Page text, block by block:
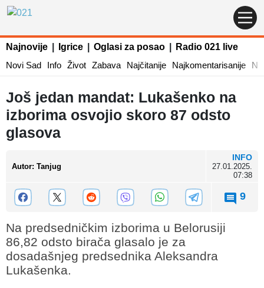
Najnovije Igrice Oglasi za posao
Radio 021 live
Novi Sad
Info Život Zabava Najčitanije Najkomentarisanije
Još jedan mandat: Lukašenko na
izborima osvojio skoro 87 odsto
glasova
Autor: Tanjug
INFO
27.01.2025.
07:38
9
Na predsedničkim izborima u Belorusiji
86,82 odsto birača glasalo je za
dosadašnjeg predsednika Aleksandra
Lukašenka.